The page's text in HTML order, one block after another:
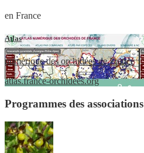
en France
Atlas
numérique des orchidées de France
atlas.france-orchidees.org
Programmes des associations